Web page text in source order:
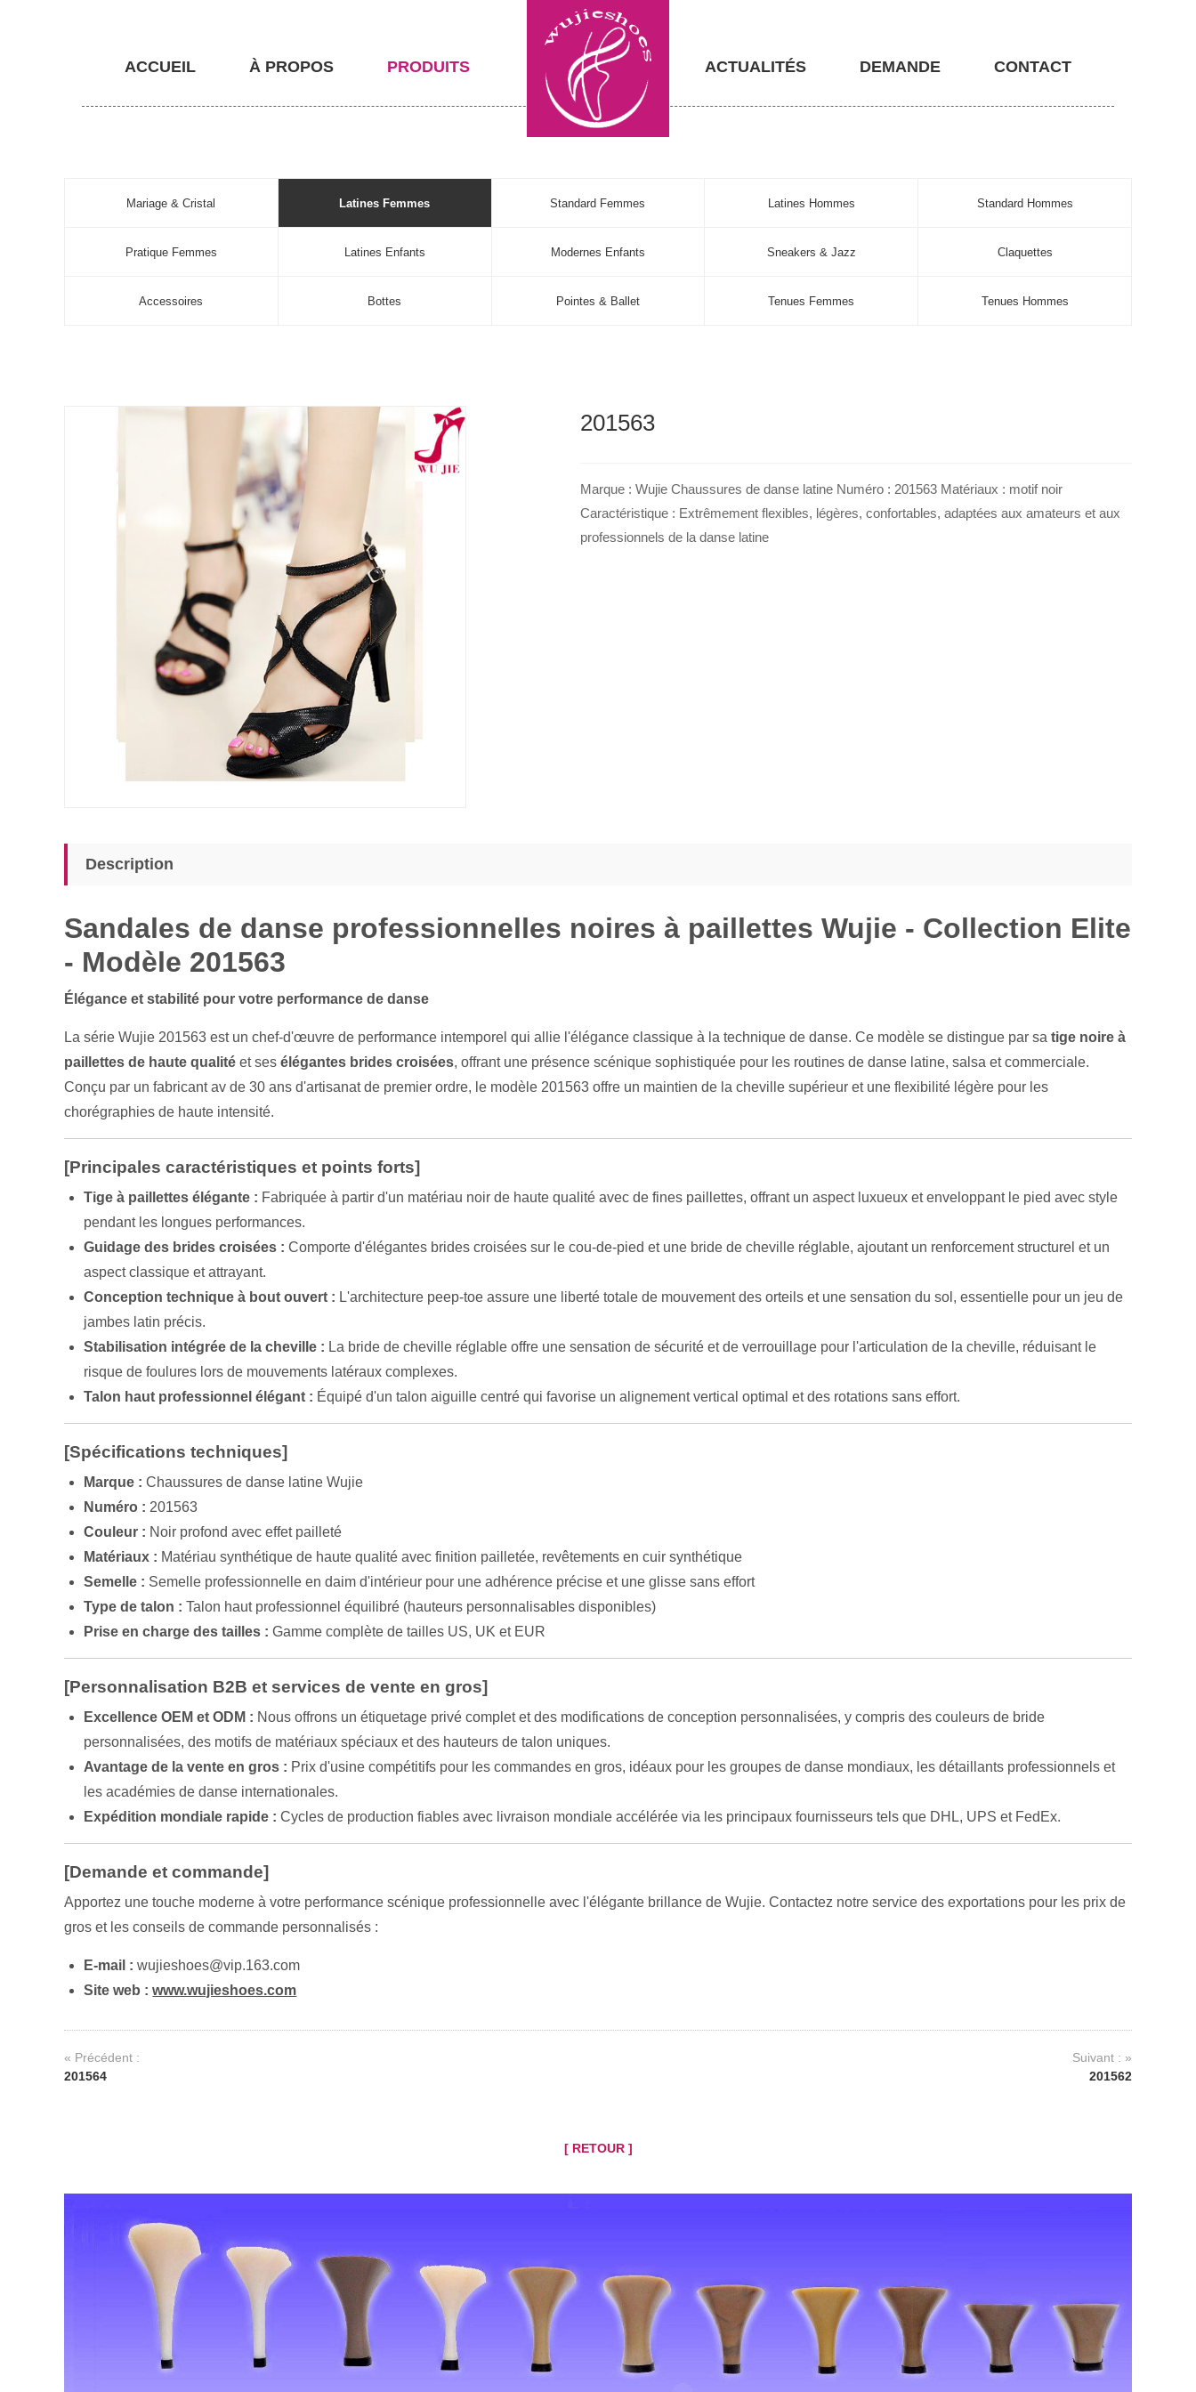
ACCUEIL À PROPOS PRODUITS ACTUALITÉS DEMANDE CONTACT
Mariage & Cristal Latines Femmes Standard Femmes Latines Hommes Standard Hommes
Pratique Femmes Latines Enfants Modernes Enfants Sneakers & Jazz Claquettes
Accessoires Bottes Pointes & Ballet Tenues Femmes Tenues Hommes
201563
Marque : Wujie Chaussures de danse latine Numéro : 201563 Matériaux : motif noir
Caractéristique : Extrêmement flexibles, légères, confortables, adaptées aux amateurs et aux
professionnels de la danse latine
Description
Sandales de danse professionnelles noires à paillettes Wujie - Collection Elite
- Modèle 201563
Élégance et stabilité pour votre performance de danse
La série Wujie 201563 est un chef-d'œuvre de performance intemporel qui allie l'élégance classique à la technique de danse. Ce modèle se distingue par sa tige noire à
paillettes de haute qualité et ses élégantes brides croisées, offrant une présence scénique sophistiquée pour les routines de danse latine, salsa et commerciale.
Conçu par un fabricant av de 30 ans d'artisanat de premier ordre, le modèle 201563 offre un maintien de la cheville supérieur et une flexibilité légère pour les
chorégraphies de haute intensité.
[Principales caractéristiques et points forts]
Tige à paillettes élégante : Fabriquée à partir d'un matériau noir de haute qualité avec de fines paillettes, offrant un aspect luxueux et enveloppant le pied avec style
pendant les longues performances.
Guidage des brides croisées : Comporte d'élégantes brides croisées sur le cou-de-pied et une bride de cheville réglable, ajoutant un renforcement structurel et un
aspect classique et attrayant.
Conception technique à bout ouvert : L'architecture peep-toe assure une liberté totale de mouvement des orteils et une sensation du sol, essentielle pour un jeu de
jambes latin précis.
Stabilisation intégrée de la cheville : La bride de cheville réglable offre une sensation de sécurité et de verrouillage pour l'articulation de la cheville, réduisant le
risque de foulures lors de mouvements latéraux complexes.
Talon haut professionnel élégant : Équipé d'un talon aiguille centré qui favorise un alignement vertical optimal et des rotations sans effort.
[Spécifications techniques]
Marque : Chaussures de danse latine Wujie
Numéro : 201563
Couleur : Noir profond avec effet pailleté
Matériaux : Matériau synthétique de haute qualité avec finition pailletée, revêtements en cuir synthétique
Semelle : Semelle professionnelle en daim d'intérieur pour une adhérence précise et une glisse sans effort
Type de talon : Talon haut professionnel équilibré (hauteurs personnalisables disponibles)
Prise en charge des tailles : Gamme complète de tailles US, UK et EUR
[Personnalisation B2B et services de vente en gros]
Excellence OEM et ODM : Nous offrons un étiquetage privé complet et des modifications de conception personnalisées, y compris des couleurs de bride
personnalisées, des motifs de matériaux spéciaux et des hauteurs de talon uniques.
Avantage de la vente en gros : Prix d'usine compétitifs pour les commandes en gros, idéaux pour les groupes de danse mondiaux, les détaillants professionnels et
les académies de danse internationales.
Expédition mondiale rapide : Cycles de production fiables avec livraison mondiale accélérée via les principaux fournisseurs tels que DHL, UPS et FedEx.
[Demande et commande]
Apportez une touche moderne à votre performance scénique professionnelle avec l'élégante brillance de Wujie. Contactez notre service des exportations pour les prix de
gros et les conseils de commande personnalisés :
E-mail : wujieshoes@vip.163.com
Site web : www.wujieshoes.com
« Précédent :
201564
Suivant : »
201562
[ RETOUR ]